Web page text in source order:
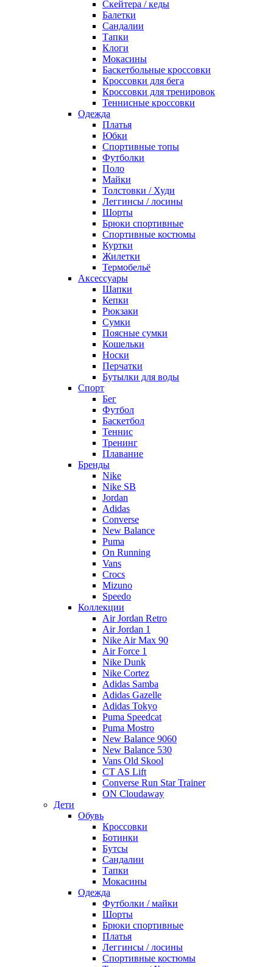
Скейтера / кеды
Балетки
Сандалии
Тапки
Клоги
Мокасины
Баскетбольные кроссовки
Кроссовки для бега
Кроссовки для тренировок
Теннисные кроссовки
Одежда
Платья
Юбки
Спортивные топы
Футболки
Поло
Майки
Толстовки / Худи
Леггинсы / лосины
Шорты
Брюки спортивные
Спортивные костюмы
Куртки
Жилетки
Термобельё
Аксессуары
Шапки
Кепки
Рюкзаки
Сумки
Поясные сумки
Кошельки
Носки
Перчатки
Бутылки для воды
Спорт
Бег
Футбол
Баскетбол
Теннис
Тренинг
Плавание
Бренды
Nike
Nike SB
Jordan
Adidas
Converse
New Balance
Puma
On Running
Vans
Crocs
Mizuno
Speedo
Коллекции
Air Jordan Retro
Air Jordan 1
Nike Air Max 90
Air Force 1
Nike Dunk
Nike Cortez
Adidas Samba
Adidas Gazelle
Adidas Tokyo
Puma Speedcat
Puma Mostro
New Balance 9060
New Balance 530
Vans Old Skool
CT AS Lift
Converse Run Star Trainer
ON Cloudaway
Дети
Обувь
Кроссовки
Ботинки
Бутсы
Сандалии
Тапки
Мокасины
Одежда
Футболки / майки
Шорты
Брюки спортивные
Платья
Леггинсы / лосины
Спортивные костюмы